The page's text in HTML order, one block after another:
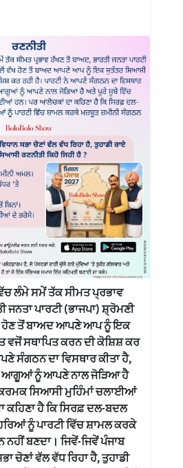
ਲੰਮੇ ਸਮੇਂ ਤੱਕ ਸੀਮਤ ਪ੍ਰਭਾਵ
ਜਨਤਾ ਪਾਰਟੀ (ਭਾਜਪਾ) ਸ਼੍ਰੋਮਣੀ
ਹੋਣ ਤੋਂ ਬਾਅਦ ਆਪਣੇ ਆਪ ਨੂੰ ਇਕ
ਵਜੋਂ ਸਥਾਪਿਤ ਕਰਨ ਦੀ ਕੋਸ਼ਿਸ਼ ਕਰ
ਸੰਗਠਨ ਦਾ ਵਿਸਥਾਰ ਕੀਤਾ ਹੈ,
ਆਗੂਆਂ ਨੂੰ ਆਪਣੇ ਨਾਲ ਜੋੜਿਆ ਹੈ
ਸਿਆਸੀ ਮੁਹਿੰਮਾਂ ਚਲਾਈਆਂ
ਹੈ ਕਿ ਸਿਰਫ਼ ਦਲ-ਬਦਲ
ਨੂੰ ਪਾਰਟੀ ਵਿੱਚ ਸ਼ਾਮਲ ਕਰਕੇ
ਬਣਦਾ। ਜਿਵੇਂ-ਜਿਵੇਂ ਪੰਜਾਬ
ਚੋਣਾਂ ਵੱਲ ਵੱਧ ਰਿਹਾ ਹੈ, ਤੁਹਾਡੀ